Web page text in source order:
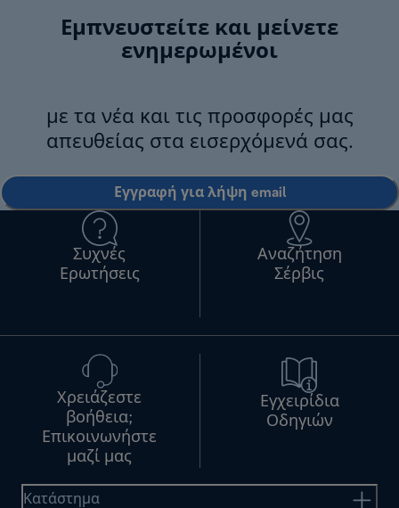
Εμπνευστείτε και μείνετε
ενημερωμένοι
με τα νέα και τις προσφορές μας
απευθείας στα εισερχόμενά σας.
Εγγραφή για λήψη email
Συχνές
Ερωτήσεις
Αναζήτηση
Σέρβις
Χρειάζεστε
βοήθεια;
Επικοινωνήστε
μαζί μας
Εγχειρίδια
Οδηγιών
Κατάστημα